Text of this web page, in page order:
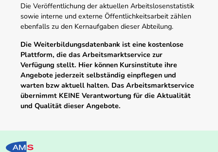
Die Veröffentlichung der aktuellen Arbeitslosenstatistik
sowie interne und externe Öffentlichkeitsarbeit zählen
ebenfalls zu den Kernaufgaben dieser Abteilung.
Die Weiterbildungsdatenbank ist eine kostenlose
Plattform, die das Arbeitsmarktservice zur
Verfügung stellt. Hier können Kursinstitute ihre
Angebote jederzeit selbständig einpflegen und
warten bzw aktuell halten. Das Arbeitsmarktservice
übernimmt KEINE Verantwortung für die Aktualität
und Qualität dieser Angebote.